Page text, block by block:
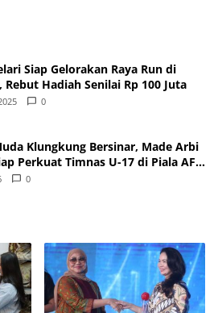
Siap Gelorakan Raya Run di
Rebut Hadiah Senilai Rp 100 Juta
0
Klungkung Bersinar, Made Arbi
Perkuat Timnas U-17 di Piala AFF
0